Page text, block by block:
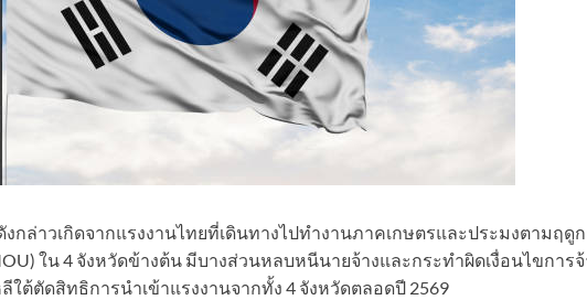
กล่าวเกิดจากแรงงานไทยที่เดินทางไปทำงานภาคเกษตรและประมงตามฤดู
ใน 4 จังหวัดข้างต้น มีบางส่วนหลบหนีนายจ้างและกระทำผิดเงื่อนไขการ
ใต้ตัดสิทธิการนำเข้าแรงงานจากทั้ง 4 จังหวัดตลอดปี 2569